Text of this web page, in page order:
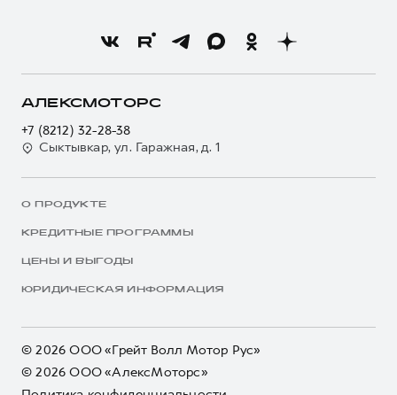
АЛЕКСМОТОРС
+7 (8212) 32-28-38
Сыктывкар, ул. Гаражная, д. 1
О ПРОДУКТЕ
КРЕДИТНЫЕ ПРОГРАММЫ
ЦЕНЫ И ВЫГОДЫ
ЮРИДИЧЕСКАЯ ИНФОРМАЦИЯ
© 2026 ООО «Грейт Волл Мотор Рус»
© 2026 ООО «АлексМоторс»